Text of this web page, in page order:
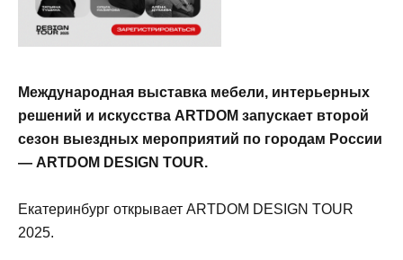
Международная выставка мебели, интерьерных
решений и искусства ARTDOM запускает второй
сезон выездных мероприятий по городам России
— ARTDOM DESIGN TOUR.
Екатеринбург открывает ARTDOM DESIGN TOUR
2025.